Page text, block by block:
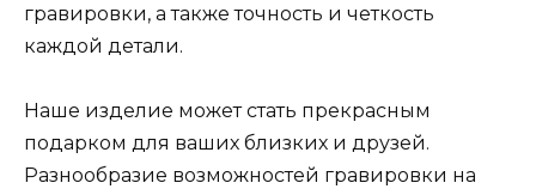
гравировки, а также точность и четкость
каждой детали.
Наше изделие может стать прекрасным
подарком для ваших близких и друзей.
Разнообразие возможностей гравировки на